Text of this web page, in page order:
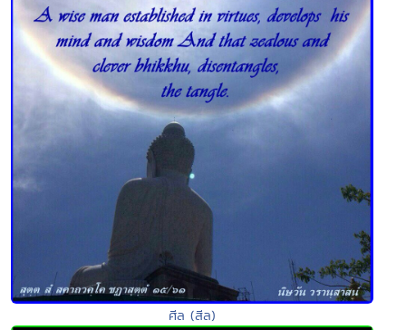
ศีล (สีล)